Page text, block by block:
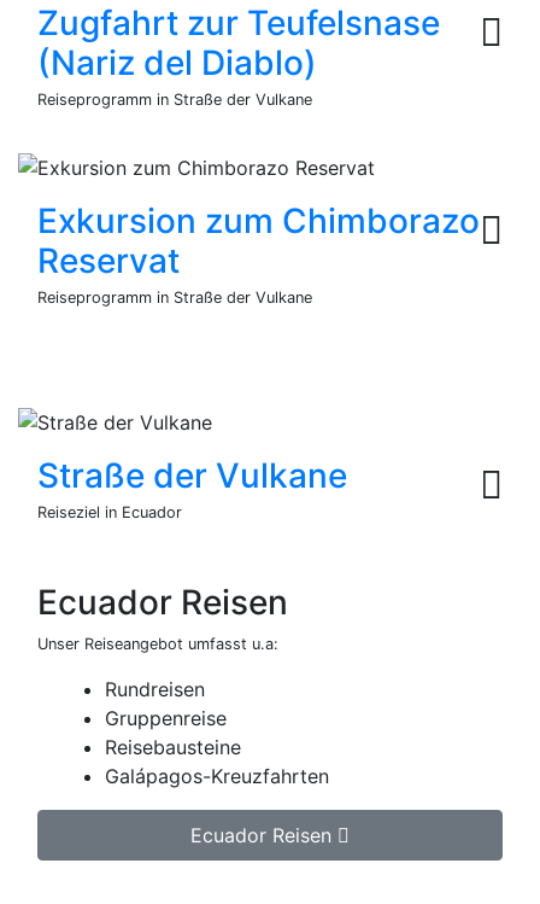
Zugfahrt zur Teufelsnase
(Nariz del Diablo)
Reiseprogramm in Straße der Vulkane
Exkursion zum Chimborazo
Reservat
Reiseprogramm in Straße der Vulkane
Straße der Vulkane
Reiseziel in Ecuador
Ecuador Reisen
Unser Reiseangebot umfasst u.a:
Rundreisen
Gruppenreise
Reisebausteine
Galápagos-Kreuzfahrten
Ecuador Reisen